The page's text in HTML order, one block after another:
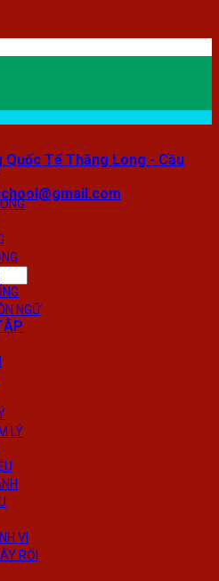
Quốc Tế Thăng Long - Cầu
NGỮ
LÝ
VI
RỐI